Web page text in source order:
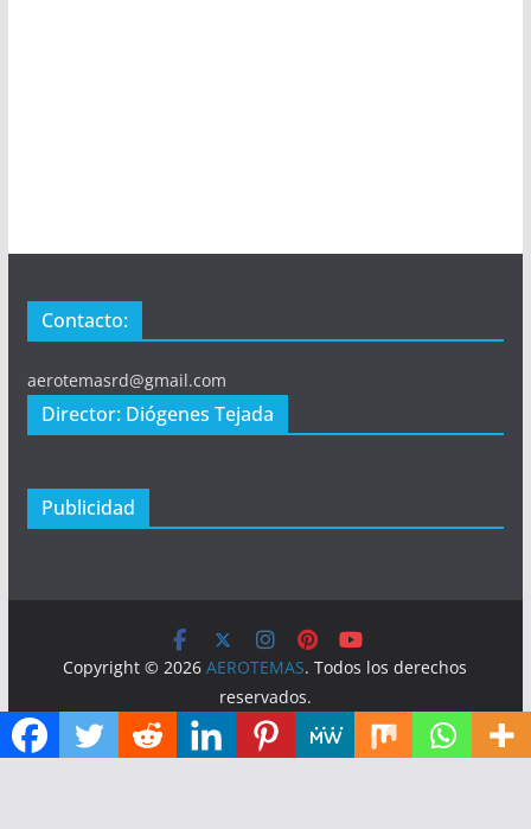
Contacto:
aerotemasrd@gmail.com
Director: Diógenes Tejada
Publicidad
Copyright © 2026AEROTEMAS. Todos los derechos
reservados.
Tema:ColorMag por ThemeGrill. Funciona con WordPress.